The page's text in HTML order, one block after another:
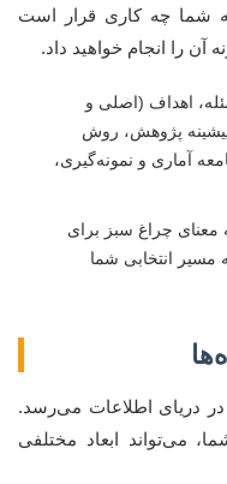
شما چه کاری قرار است
آن را انجام خواهید داد.
اهداف (اصلی و
پژوهش، روش
آماری و نمونه‌گیری،
معنای چراغ سبز برای
انتخابی شما
در دریای اطلاعات می‌رسد.
می‌تواند ابعاد مختلفی